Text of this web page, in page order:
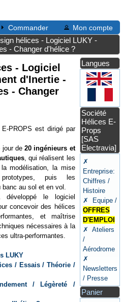
Commander Mon compte
hélices - Logiciel LUKY -
- Changer d'hélice ?
- Logiciel
d'Inertie -
- Changer
PROPS est dirigé par
jour de20 ingénieurs et
, qui réalisent les
modélisation, la mise
puis les
au sol et en vol.
développé le logiciel
concevoir des hélices
et maîtrise
nécessaires à la
ultra-performantes.
LUKY
/ Essais / Théorie /
/ Légèreté /
Langues
Société
Hélices E-
Props
[SAS
Electravia]
✗
Entreprise:
Chiffres /
Histoire
✗ Equipe /
OFFRES
D'EMPLOI
✗ Ateliers
/
Aérodrome
✗
Newsletters
/ Presse
Panier